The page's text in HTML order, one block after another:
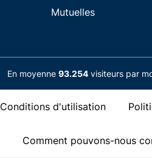
Mutuelles
En moyenne 93.254visiteurs par
Conditions d'utilisation
Comment pouvons-nous